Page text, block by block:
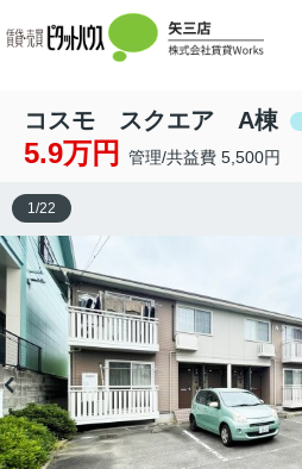
コスモ スクエア A棟
5.9万円 管理/共益費 5,500円
1/22